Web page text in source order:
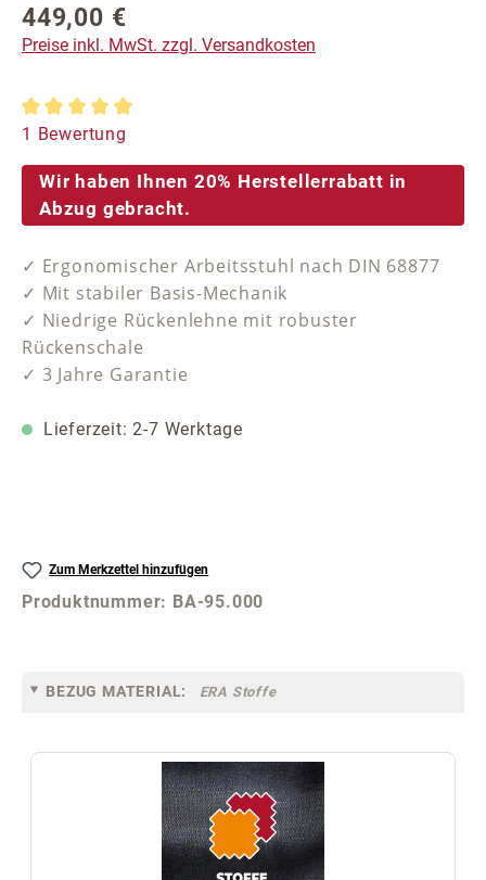
Regulärer Preis:
449,00 €
Preise inkl. MwSt. zzgl. Versandkosten
Durchschnittliche Bewertung von 5 von 5 Sternen
1 Bewertung
Wir haben Ihnen 20% Herstellerrabatt in
Abzug gebracht.
✓ Ergonomischer Arbeitsstuhl nach DIN 68877
✓ Mit stabiler Basis-Mechanik
✓ Niedrige Rückenlehne mit robuster
Rückenschale
✓ 3 Jahre Garantie
Lieferzeit: 2-7 Werktage
Zum Merkzettel hinzufügen
Produktnummer: BA-95.000
BEZUG MATERIAL: ERA Stoffe